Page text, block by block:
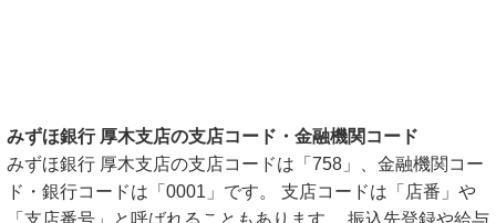
みずほ銀行 厚木支店の支店コード・金融機関コード
みずほ銀行 厚木支店の支店コードは「758」、金融機関コー
ド・銀行コードは「0001」です。 支店コードは「店番」や
「支店番号」と呼ばれることもあります。 振込先登録や給与